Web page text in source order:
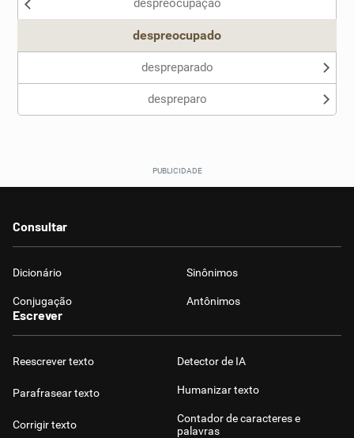
despreocupação
despreocupado
despreparado
despreparo
Consultar
Dicionário Sinônimos
Conjugação Antônimos
Escrever
Reescrever texto
Parafrasear texto
Corrigir texto
Detector de IA
Humanizar texto
Contador de caracteres e
palavras